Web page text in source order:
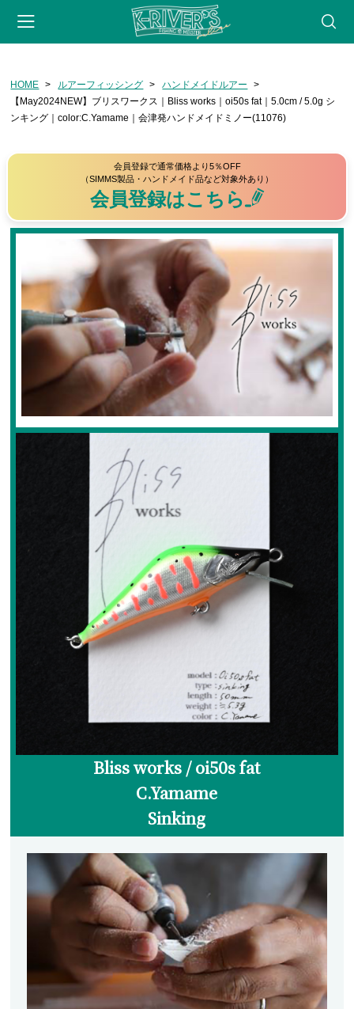
会員登録 マイページ カート webサイト
CATEGORY
フライフィッシング
リール
フライライン
リーダー・ティペット
フライ用アクセサリー
タイイングツール
フライ（完成品）
フライケース
フライマテリアル
マテリアル（コンプリート）
マテリアル（スレッド・ティンセル系）
ルアーフィッシング
ハンドメイドルアー
管釣りルアー
ランディングネット
マグネットリリーサー
ネットホルダー
メンテナンス
交換用ネット
ウェーディングギア
ウェーダー
ウェーディングシューズ
ウェア・アクセサリー
HOME ルアーフィッシング
ハンドメイドルアー
【May2024NEW】ブリスワークス｜Bliss works｜oi50s fat｜5.0cm / 5.0g シ
ンキング｜color:C.Yamame｜会津発ハンドメイドミノー(11076)
会員登録で通常価格より5％OFF
（SIMMS製品・ハンドメイド品など対象外あり）
会員登録はこちら
Bliss works / oi50s fat
C.Yamame
Sinking